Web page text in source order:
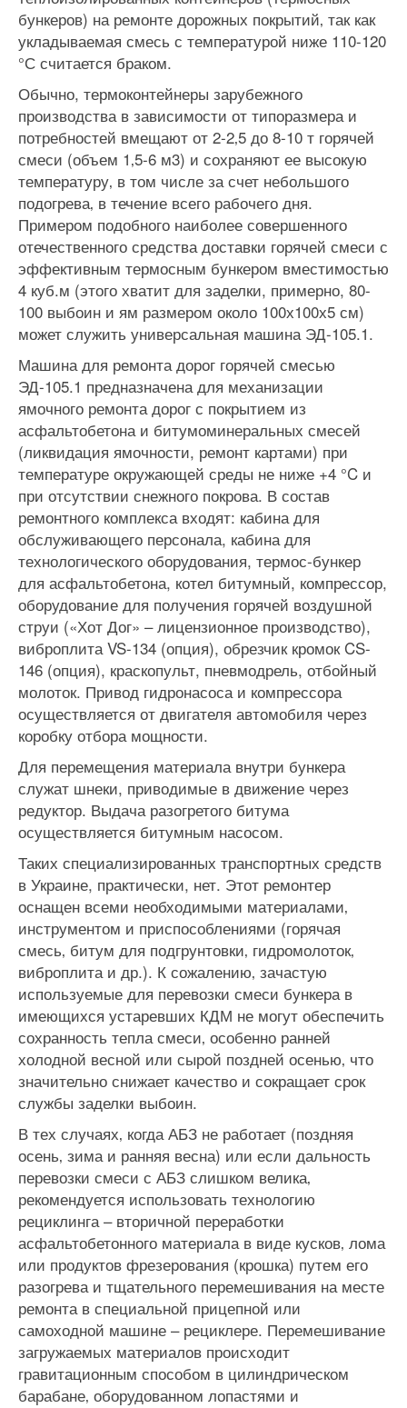
бункеров) на ремонте дорожных покрытий‚ так как
укладываемая смесь с температурой ниже 110-120
°С считается браком.
Обычно, термоконтейнеры зарубежного
производства в зависимости от типоразмера и
потребностей вмещают от 2-2‚5 до 8-10 т горячей
смеси (объем 1‚5-6 м3) и сохраняют ее высокую
температуру‚ в том числе за счет небольшого
подогрева‚ в течение всего рабочего дня.
Примером подобного наиболее совершенного
отечественного средства доставки горячей смеси с
эффективным термосным бункером вместимостью
4 куб.м (этого хватит для заделки, примерно, 80-
100 выбоин и ям размером около 100х100х5 см)
может служить универсальная машина ЭД-105.1.
Машина для ремонта дорог горячей смесью
ЭД-105.1 предназначена для механизации
ямочного ремонта дорог с покрытием из
асфальтобетона и битумоминеральных смесей
(ликвидация ямочности, ремонт картами) при
температуре окружающей среды не ниже +4 °C и
при отсутствии снежного покрова. В состав
ремонтного комплекса входят: кабина для
обслуживающего персонала, кабина для
технологического оборудования, термос-бункер
для асфальтобетона, котел битумный, компрессор,
оборудование для получения горячей воздушной
струи («Хот Дог» – лицензионное производство),
виброплита VS-134 (опция), обрезчик кромок CS-
146 (опция), краскопульт, пневмодрель, отбойный
молоток. Привод гидронасоса и компрессора
осуществляется от двигателя автомобиля через
коробку отбора мощности.
Для перемещения материала внутри бункера
служат шнеки, приводимые в движение через
редуктор. Выдача разогретого битума
осуществляется битумным насосом.
Таких специализированных транспортных средств
в Украине, практически, нет. Этот ремонтер
оснащен всеми необходимыми материалами‚
инструментом и приспособлениями (горячая
смесь‚ битум для подгрунтовки‚ гидромолоток‚
виброплита и др.). К сожалению‚ зачастую
используемые для перевозки смеси бункера в
имеющихся устаревших КДМ не могут обеспечить
сохранность тепла смеси‚ особенно ранней
холодной весной или сырой поздней осенью‚ что
значительно снижает качество и сокращает срок
службы заделки выбоин.
В тех случаях‚ когда АБЗ не работает (поздняя
осень‚ зима и ранняя весна) или если дальность
перевозки смеси с АБЗ слишком велика‚
рекомендуется использовать технологию
рециклинга – вторичной переработки
асфальтобетонного материала в виде кусков‚ лома
или продуктов фрезерования (крошка) путем его
разогрева и тщательного перемешивания на месте
ремонта в специальной прицепной или
самоходной машине – рециклере. Перемешивание
загружаемых материалов происходит
гравитационным способом в цилиндрическом
барабане‚ оборудованном лопастями и